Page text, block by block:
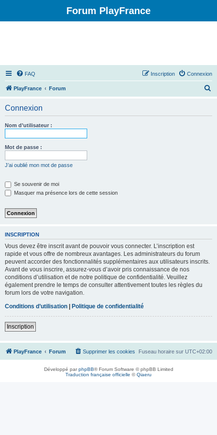
Forum PlayFrance
FAQ Connexion
Inscription
PlayFrance Forum
Connexion
Nom d’utilisateur :
Mot de passe :
J’ai oublié mon mot de passe
Se souvenir de moi
Masquer ma présence lors de cette session
INSCRIPTION
Vous devez être inscrit avant de pouvoir vous connecter. L’inscription est
rapide et vous offre de nombreux avantages. Les administrateurs du forum
peuvent accorder des fonctionnalités supplémentaires aux utilisateurs inscrits.
Avant de vous inscrire, assurez-vous d’avoir pris connaissance de nos
conditions d’utilisation et de notre politique de confidentialité. Veuillez
également prendre le temps de consulter attentivement toutes les règles du
forum lors de votre navigation.
Conditions d’utilisation | Politique de confidentialité
Inscription
PlayFrance Forum Fuseau horaire sur UTC+02:00
Supprimer les cookies
Développé parphpBB® Forum Software © phpBB Limited
Traduction française officielle ©Qiaeru